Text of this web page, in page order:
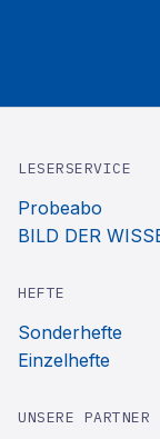
LESERSERVICE
Probeabo
BILD DER
HEFTE
Sonderhefte
Einzelhefte
UNSERE PARTNER